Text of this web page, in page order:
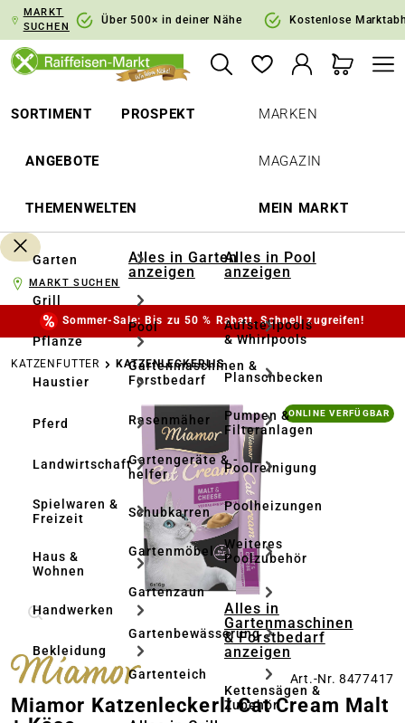
Zur Hauptnavigation springen
MARKT
SUCHEN
Über 500× in deiner Nähe Kostenlose
SORTIMENT PROSPEKT
ANGEBOTE
THEMENWELTEN
MARKEN
MAGAZIN
MEIN MARKT
Garten
Grill
Pflanze
Haustier
Pferd
Landwirtschaft
Spielwaren &
Freizeit
Haus &
Wohnen
Handwerken
Bekleidung
Alles in Garten
anzeigen
Pool
Gartenmaschinen &
Forstbedarf
Rasenmäher
Gartengeräte & -
helfer
Schubkarren
Gartenmöbel
Gartenzaun
Gartenbewässerung
Gartenteich
Alles in Pool
anzeigen
Aufstellpools
& Whirlpools
Planschbecken
Pumpen &
Filteranlagen
Poolreinigung
Poolheizungen
Weiteres
Poolzubehör
Alles in
Gartenmaschinen
& Forstbedarf
anzeigen
Kettensägen &
Zubehör
MARKT SUCHEN
Sommer-Sale: Bis zu 50 % Rabatt. Schnell zugreifen!
KATZENFUTTER KATZENLECKERLIS
Bildergalerie überspringen ONLINE VERFÜGBAR
Art.-Nr. 8477417
Miamor Katzenleckerli Cat Cream Malt